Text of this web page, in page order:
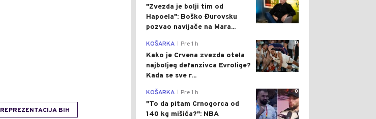
REPREZENTACIJA BIH
"Zvezda je bolji tim od
Hapoela": Boško Đurovsku
pozvao navijače na Mara...
0
KOŠARKA Pre 1 h
Kako je Crvena zvezda otela
najboljeg defanzivca Evrolige?
Kada se sve r...
0
KOŠARKA Pre 1 h
"To da pitam Crnogorca od
140 kg mišića?": NBA